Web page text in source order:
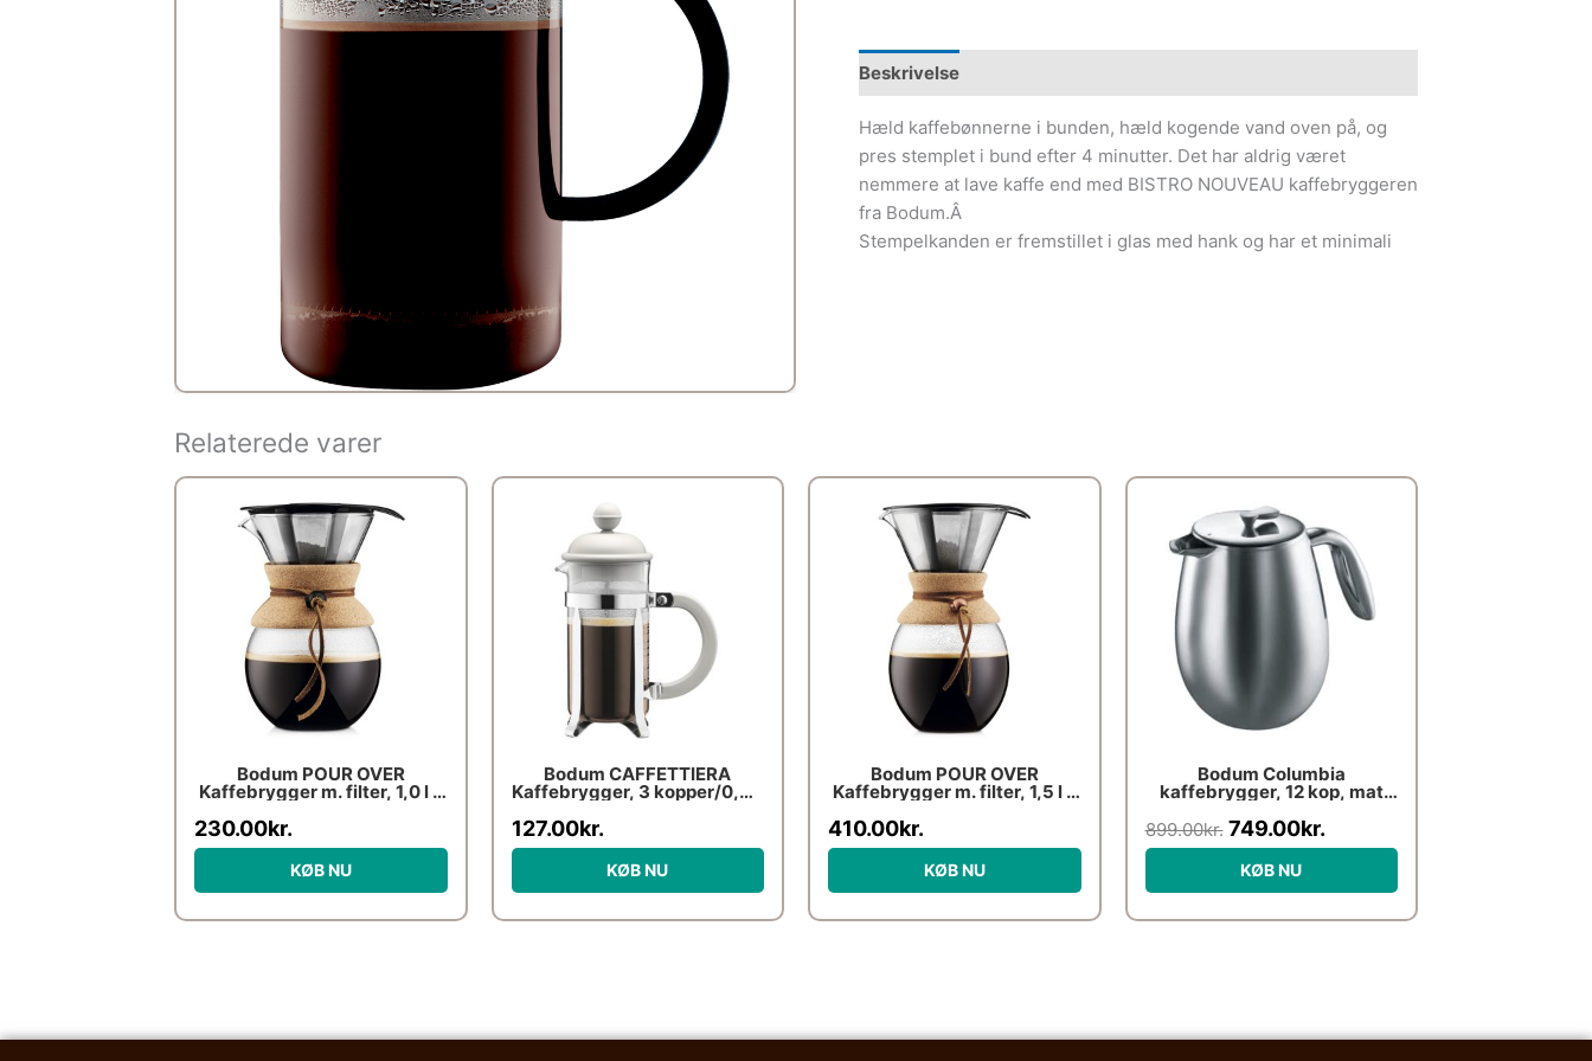
Beskrivelse
Hæld kaffebønnerne i bunden, hæld kogende vand oven på, og
pres stemplet i bund efter 4 minutter. Det har aldrig været
nemmere at lave kaffe end med BISTRO NOUVEAU kaffebryggeren
fra Bodum.Â
Stempelkanden er fremstillet i glas med hank og har et minimali
Relaterede varer
Bodum POUR OVER
Kaffebrygger m. filter, 1,0 l –
230.00kr.
KØB NU
Bodum CAFFETTIERA
Kaffebrygger, 3 kopper/0,35
127.00kr.
KØB NU
Bodum POUR OVER
Kaffebrygger m. filter, 1,5 l –
410.00kr.
KØB NU
Bodum Columbia
kaffebrygger, 12 kop, mat
899.00kr.
oprindelige
pris
899.00kr..
749.00kr.
pris
er:
749.00kr..
KØB NU